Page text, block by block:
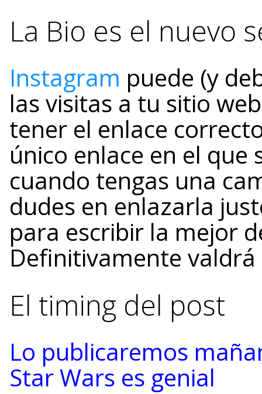
La Bio es el nuevo
Instagram puede (y
las visitas a tu sitio
tener el enlace
único enlace en el que
cuando tengas una
dudes en enlazarla
para escribir la mejor
Definitivamente valdrá
El timing del post
Lo publicaremos
Star Wars es genial